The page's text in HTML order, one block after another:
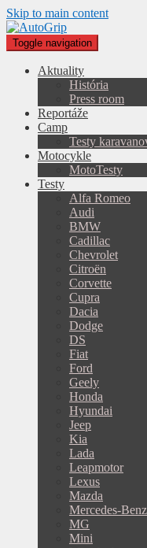
Skip to main content
Toggle navigation
Aktuality
História
Press room
Reportáže
Camp
Testy
Motocykle
MotoTesty
Testy
Alfa Romeo
Audi
BMW
Cadillac
Chevrolet
Citroën
Corvette
Cupra
Dacia
Dodge
DS
Fiat
Ford
Geely
Honda
Hyundai
Jeep
Kia
Lada
Leapmotor
Lexus
Mazda
Mercedes-Benz
MG
Mini